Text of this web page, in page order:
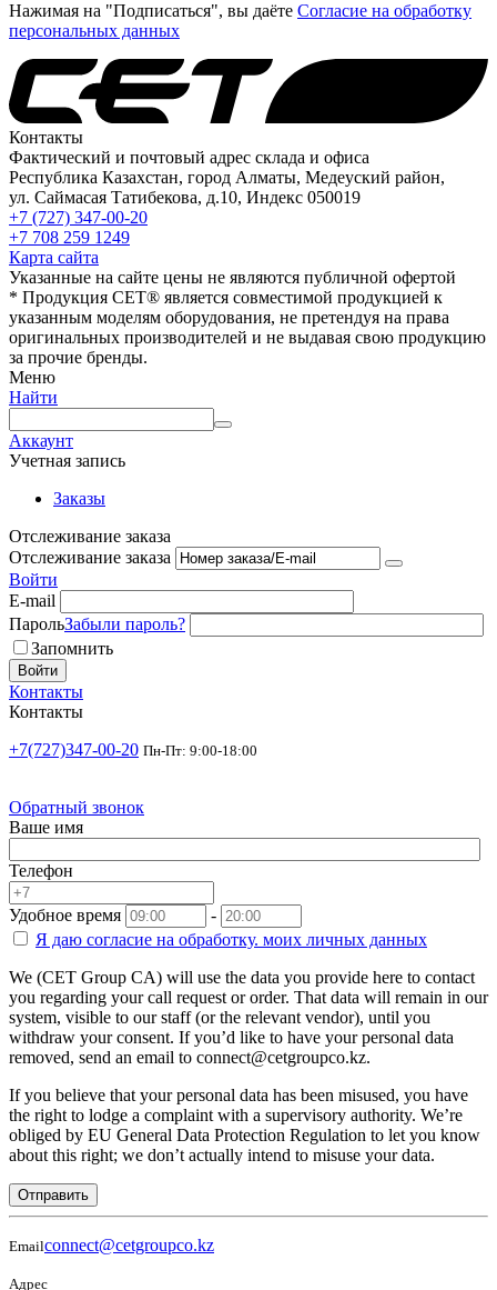
Нажимая на "Подписаться", вы даёте Согласие на обработку
персональных данных
Контакты
Фактический и почтовый адрес склада и офиса
Республика Казахстан, город Алматы, Медеуский район,
ул. Саймасая Татибекова, д.10, Индекс 050019
+7 (727) 347-00-20
+7 708 259 1249
Карта сайта
Указанные на сайте цены не являются публичной офертой
* Продукция СЕТ® является совместимой продукцией к
указанным моделям оборудования, не претендуя на права
оригинальных производителей и не выдавая свою продукцию
за прочие бренды.
Меню
Найти
Аккаунт
Учетная запись
Заказы
Отслеживание заказа
Отслеживание заказа
Войти
E-mail
ПарольЗабыли пароль?
Запомнить
Войти
Контакты
Контакты
+7(727)347-00-20 Пн-Пт: 9:00-18:00
Обратный звонок
Ваше имя
Телефон
Удобное время
-
Я даю согласие на обработку. моих личных данных
We (CET Group CA) will use the data you provide here to contact
you regarding your call request or order. That data will remain in our
system, visible to our staff (or the relevant vendor), until you
withdraw your consent. If you’d like to have your personal data
removed, send an email to connect@cetgroupco.kz.
If you believe that your personal data has been misused, you have
the right to lodge a complaint with a supervisory authority. We’re
obliged by EU General Data Protection Regulation to let you know
about this right; we don’t actually intend to misuse your data.
Отправить
Emailconnect@cetgroupco.kz
Адрес